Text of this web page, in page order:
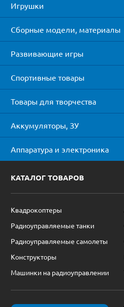
Игрушки
Сборные модели, материалы
Развивающие игры
Спортивные товары
Товары для творчества
Аккумуляторы, ЗУ
Аппаратура и электроника
КАТАЛОГ ТОВАРОВ
Квадрокоптеры
Радиоуправляемые танки
Радиоуправляемые самолеты
Конструкторы
Машинки на радиоуправлении